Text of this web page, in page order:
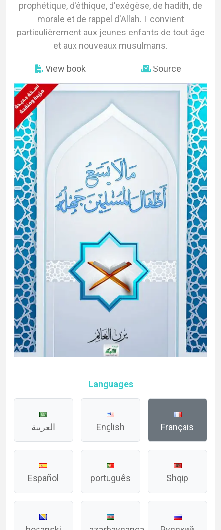
About
Languages
prophétique, d'éthique, d'exégèse, de hadith, de
morale et de rappel d'Allah. Il convient
particulièrement aux jeunes enfants de tout âge
et aux nouveaux musulmans.
View book Source
Languages
العربية English Français
Español português Shqip